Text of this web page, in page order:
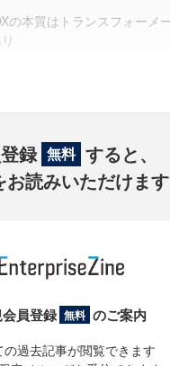
の本質はトランスフォーメ
録 無料 すると、
お読みいただけます
員登録 無料 のご案内
の過去記事が閲覧できます